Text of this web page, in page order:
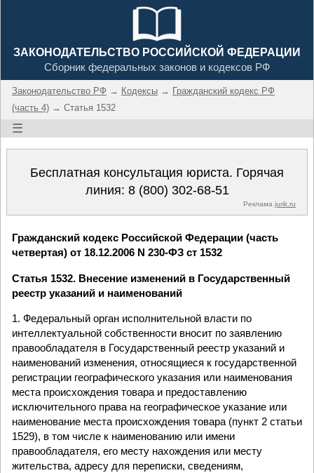
ЗАКОНОДАТЕЛЬСТВО РОССИЙСКОЙ ФЕДЕРАЦИИ
Сборник федеральных законов и кодексов РФ
Законодательство РФ → Кодексы → Гражданский кодекс РФ
(часть 4) → Статья 1532
☰
Бесплатная консультация юриста. Горячая
линия: 8 (800) 302-68-51
Реклама jurik.ru
Гражданский кодекс Российской Федерации (часть
четвертая) от 18.12.2006 N 230-ФЗ ст 1532
Статья 1532. Внесение изменений в Государственный
реестр указаний и наименований
1. Федеральный орган исполнительной власти по
интеллектуальной собственности вносит по заявлению
правообладателя в Государственный реестр указаний и
наименований изменения, относящиеся к государственной
регистрации географического указания или наименования
места происхождения товара и предоставлению
исключительного права на географическое указание или
наименование места происхождения товара (пункт 2 статьи
1529), в том числе к наименованию или имени
правообладателя, его месту нахождения или месту
жительства, адресу для переписки, сведениям,